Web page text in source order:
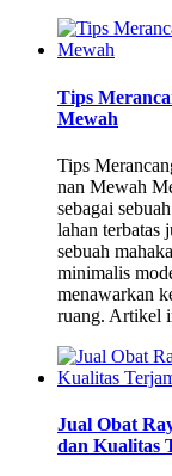
Tips
Mewah
Tips
nan Mewah
sebagai
lahan terbatas
sebuah
minimalis
menawarkan
ruang. Artikel
Jual Obat
dan Kualitas